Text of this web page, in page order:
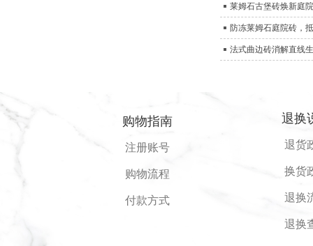
莱姆石古堡砖焕新庭
防冻莱姆石庭院砖，
法式曲边砖消解直线
购物指南
注册账号
购物流程
付款方式
退换
退货
换货
退换
退换